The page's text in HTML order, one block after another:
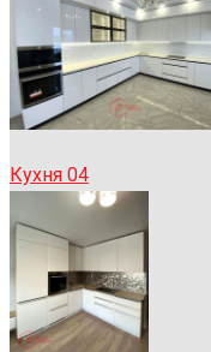
Кухня 04